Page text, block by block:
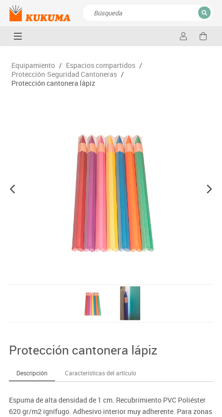
CERRAR
Equipamiento / Espacios compartidos /
Protección·Seguridad Cantoneras /
Protección cantonera lápiz
Protección cantonera lápiz
Descripción Características del artículo
Espuma de alta densidad de 1 cm. Recubrimiento PVC Poliéster
620 gr/m2 ignífugo. Adhesivo interior muy adherente. Para zonas